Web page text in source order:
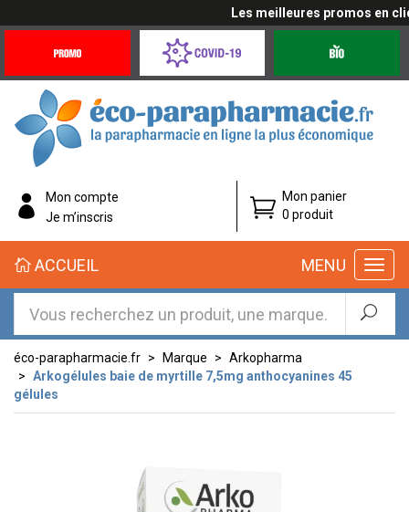
Les meilleures promos en
Offres
Coronavirus
éco-
parapharmacie.fr
éco-
parapharmacie.fr
Mon compte
Je m’inscris
Mon panier
0 produit
MENU
ACCUEIL
éco-parapharmacie.fr Marque
Arkopharma
Arkogélules baie de myrtille 7,5mg anthocyanines 45
gélules